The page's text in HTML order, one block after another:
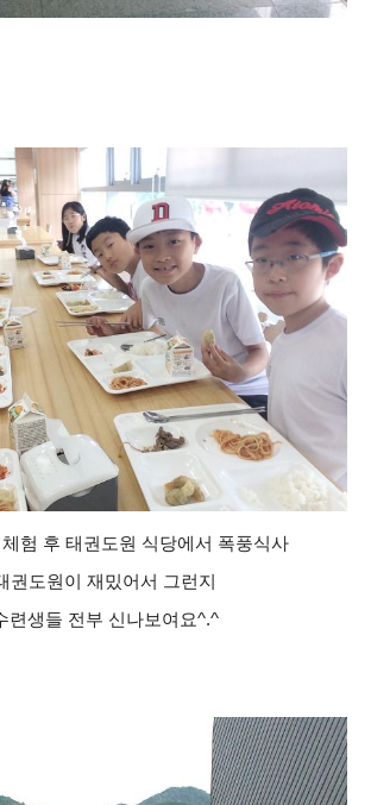
험 후 태권도원 식당에서 폭풍식사
권도원이 재밌어서 그런지
련생들 전부 신나보여요^.^